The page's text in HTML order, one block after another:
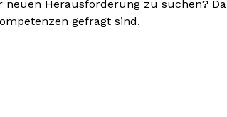
neuen Herausforderung zu suchen?
gefragt sind.